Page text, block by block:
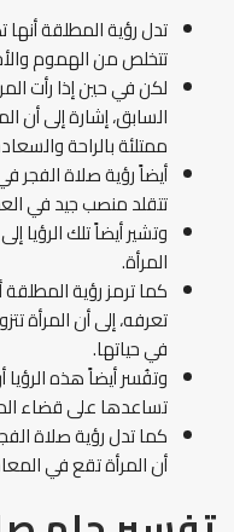
تدل رؤية المطلقة
تتخلص من الهموم
لكن في حين إذا رأت
السابق، إشارة إلى أن
ممتلئة بالراحة
أيضاً رؤية صلاة الفجر
تتقلد منصب جيد في
وتشير أيضاً تلك الرؤيا
المرأة.
كما ترمز رؤية
تعرفه، إلى أن المرأة
في حياتها.
وتفُسر أيضاً هذه الرؤيا
تساعدها على قضاء
كما تدل رؤية صلاة
أن المرأة تقع في